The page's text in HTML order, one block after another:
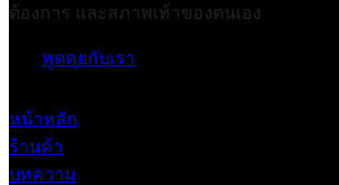
ต้องการ และสภาพเท้าของตนเอง
พูดคุยกับเรา
หน้าหลัก
ร้านค้า
บทความ